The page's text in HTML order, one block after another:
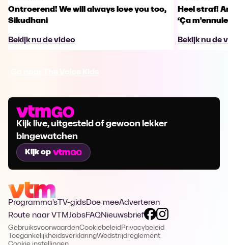
Ontroerend! We will always love you too,
Sikudhani
Bekijk nu de video
Heel straf!
‘Ça
Bekijk nu de
Kijk live, uitgesteld of gewoon lekker
bingewatchen
Kijk op
Programma's TV-gidsDoe meeAdverteren
Route naar VTMJobsFAQNieuwsbrief
GebruiksvoorwaardenCookiebeleid Privacybeleid
ToegankelijkheidsverklaringWedstrijdreglement